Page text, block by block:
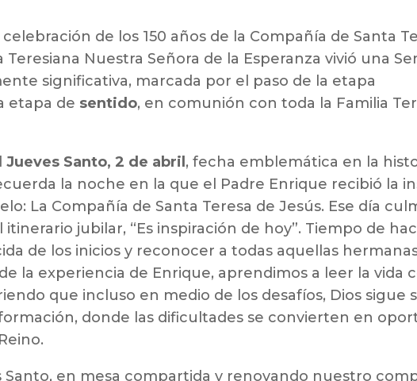
de los 150 años de la Compañía de Santa
Teresiana Nuestra Señora de la Esperanza vivió una
significativa, marcada por el paso de la etapa
etapa de sentido, en comunión con toda la Familia
Jueves Santo, 2 de abril , fecha emblemática en la
la noche en la que el Padre Enrique recibió la
La Compañía de Santa Teresa de Jesús. Ese día
itinerario jubilar, “Es inspiración de hoy”. Tiempo de
de los inicios y reconocer a todas aquellas
la experiencia de Enrique, aprendimos a leer la vida
que incluso en medio de los desafíos, Dios sigue
donde las dificultades se convierten en
Santo, en mesa compartida y renovando nuestro